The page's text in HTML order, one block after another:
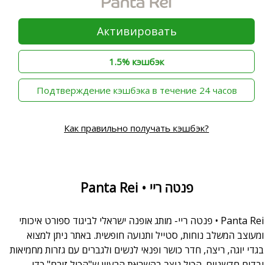
Активировать
1.5% кэшбэк
‫Подтверждение кэшбэка в течение 24 часов
Как правильно получать кэшбэк?
Panta Rei • פנטה ריי
Panta Rei • פנטה ריי- מותג אופנה ישראלי לביגוד ספורט איכותי
ומעוצב המשלב נוחות, סטייל ותנועה חופשית. באתר ניתן למצוא
בגדי יוגה, ריצה, חדר כושר ופנאי לנשים ולגברים עם גזרות מחמיאות